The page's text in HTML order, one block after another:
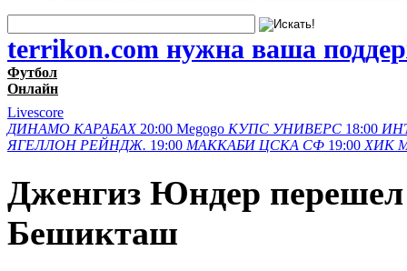
terrikon.com нужна ваша
Футбол
Онлайн
Livescore
ДИНАМО КАРАБАХ 20:00 Megogo КУПС УНИВЕРС 18:00
ЯГЕЛЛОН РЕЙНДЖ. 19:00 МАККАБИ ЦСКА СФ 19:00 ХИК
Дженгиз Юндер перешел
Бешикташ